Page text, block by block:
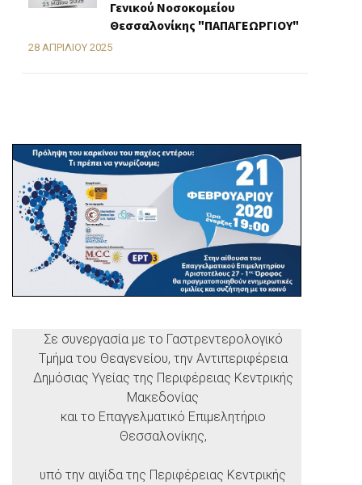
Σε συνεργασία με το Γαστρεντερολογικό
Τμήμα του Θεαγενείου, την Αντιπεριφέρεια
Δημόσιας Υγείας της Περιφέρειας Κεντρικής
Μακεδονίας
και το Επαγγελματικό Επιμελητήριο
Θεσσαλονίκης,
υπό την αιγίδα της Περιφέρειας Κεντρικής
Γενικού Νοσοκομείου
Θεσσαλονίκης "ΠΑΠΑΓΕΩΡΓΙΟΥ"
28 ΑΠΡΙΛΊΟΥ 2025